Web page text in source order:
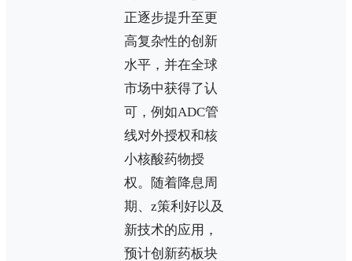
正逐步提升至更
高复杂性的创新
水平，并在全球
市场中获得了认
可，例如ADC管
线对外授权和核
小核酸药物授
权。随着降息周
期、z策利好以及
新技术的应用，
预计创新药板块